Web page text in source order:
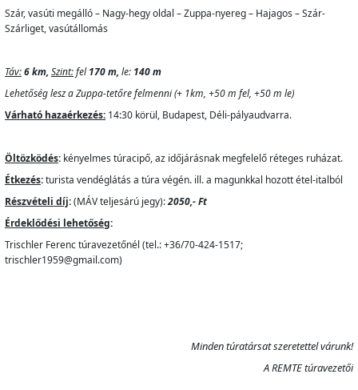
Szár, vasúti megálló – Nagy-hegy oldal – Zuppa-nyereg – Hajagos – Szár-
Szárliget, vasútállomás
Táv:6 km, Szint:fel170 m, le: 140 m
Lehetőség lesz a Zuppa-tetőre felmenni (+ 1km, +50 m fel, +50 m le)
Várható hazaérkezés: 14:30 körül, Budapest, Déli-pályaudvarra.
Öltözködés: kényelmes túracipő, az időjárásnak megfelelő réteges ruházat.
Étkezés:turista vendéglátás a túra végén. ill. a magunkkal hozott étel-italból
Részvételi díj:(MÁV teljesárú jegy):2050,- Ft
Érdeklődési lehetőség:
Trischler Ferenc túravezetőnél (tel.: +36/70-424-1517;
trischler1959@gmail.com)
Minden túratársat szeretettel várunk!
A REMTE túravezetői